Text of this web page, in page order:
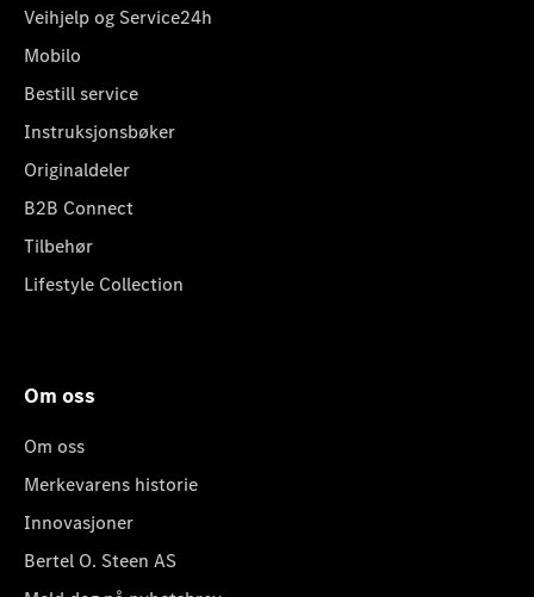
Veihjelp og Service24h
Mobilo
Bestill service
Instruksjonsbøker
Originaldeler
B2B Connect
Tilbehør
Lifestyle Collection
Om oss
Om oss
Merkevarens historie
Innovasjoner
Bertel O. Steen AS